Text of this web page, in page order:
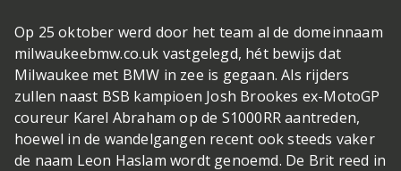
Op 25 oktober werd door het team al de domeinnaam
milwaukeebmw.co.uk vastgelegd, hét bewijs dat
Milwaukee met BMW in zee is gegaan. Als rijders
zullen naast BSB kampioen Josh Brookes ex-MotoGP
coureur Karel Abraham op de S1000RR aantreden,
hoewel in de wandelgangen recent ook steeds vaker
de naam Leon Haslam wordt genoemd. De Brit reed in